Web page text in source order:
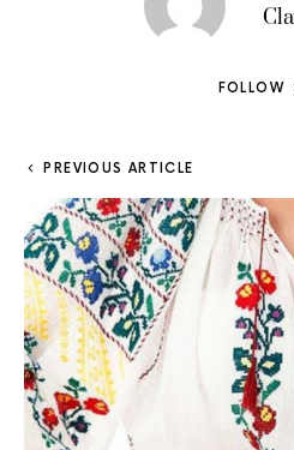
FOLLOW
PREVIOUS ARTICLE